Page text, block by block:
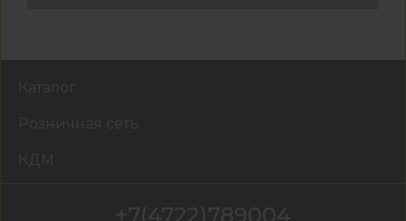
Каталог
Розничная сеть
КДМ
+7(4722)789004